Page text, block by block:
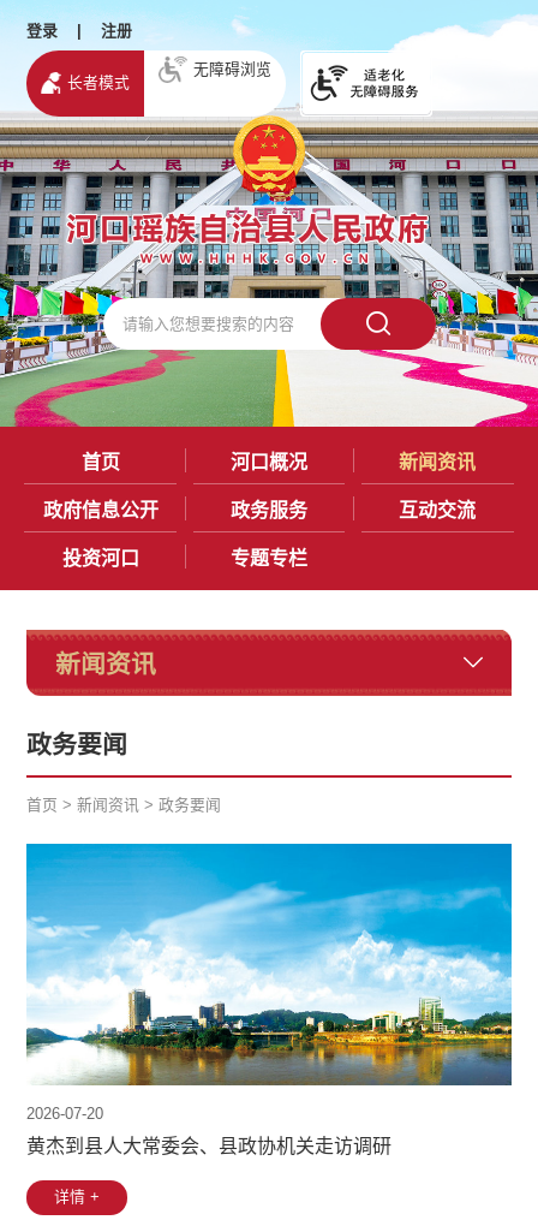
登录 | 注册
长者模式
无障碍浏览
首页 河口概况 新闻资讯
政府信息公开 政务服务 互动交流
投资河口 专题专栏
新闻资讯
政务要闻
首页 >新闻资讯 >政务要闻
2026-07-20
黄杰到县人大常委会、县政协机关走访调研
详情 +